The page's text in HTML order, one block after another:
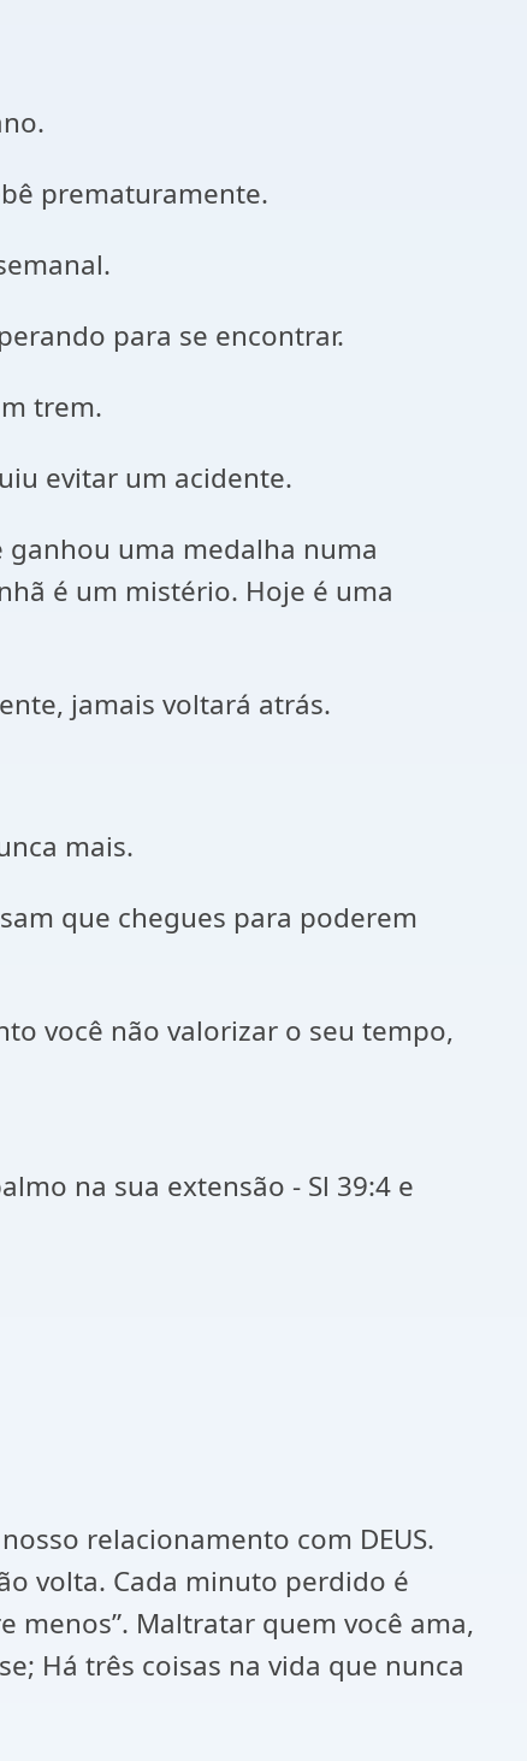
prematuramente.
para se encontrar.
trem.
evitar um acidente.
uma medalha numa
é um mistério. Hoje é uma
jamais voltará atrás.
mais.
que chegues para poderem
você não valorizar o seu tempo,
na sua extensão - Sl 39:4 e
relacionamento com DEUS.
volta. Cada minuto perdido é
menos”. Maltratar quem você ama,
Há três coisas na vida que nunca